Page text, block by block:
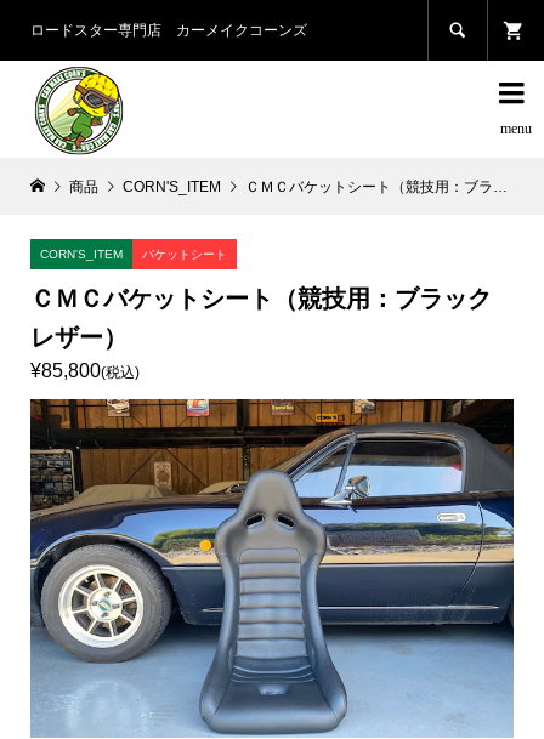
ロードスター専門店 カーメイクコーンズ 

商品 CORN'S_ITEM ＣＭＣバケットシート（競技用：ブラックレザー）
CORN'S_ITEM バケットシート
ＣＭＣバケットシート（競技用：ブラック
レザー）
¥85,800(税込)